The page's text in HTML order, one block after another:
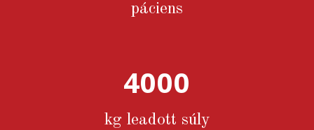
páciens
4000
kg leadott súly